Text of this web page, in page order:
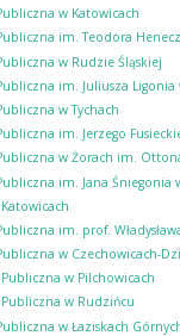
w Katowicach
im. Teodora
w Rudzie Śląskiej
im. Juliusza Ligonia
w Tychach
im. Jerzego
w Żorach im.
im. Jana Śniegonia
im. prof.
w Czechowicach-
w Pilchowicach
w Rudzińcu
w Łaziskach